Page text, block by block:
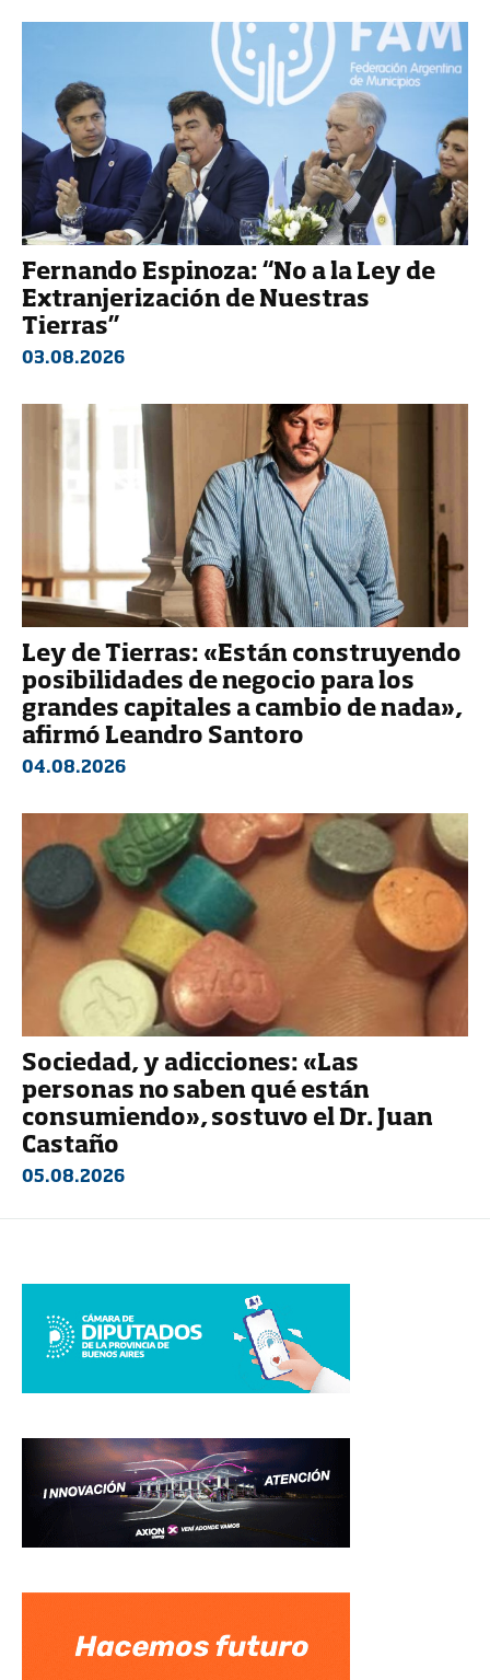
Fernando Espinoza: “No a la Ley de
Extranjerización de Nuestras
Tierras”
03.08.2026
Ley de Tierras: «Están construyendo
posibilidades de negocio para los
grandes capitales a cambio de nada»,
afirmó Leandro Santoro
04.08.2026
Sociedad, y adicciones: «Las
personas no saben qué están
consumiendo», sostuvo el Dr. Juan
Castaño
05.08.2026